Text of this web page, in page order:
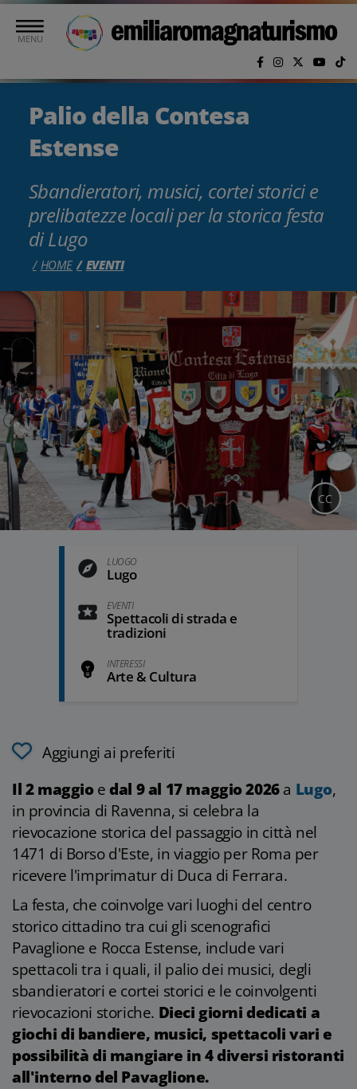
Vai al contenuto principale
MENU
Palio della Contesa
Estense
Sbandieratori, musici, cortei storici e
prelibatezze locali per la storica festa
di Lugo
HOME EVENTI
CC
LUOGO
Lugo
EVENTI
Spettacoli di strada e
tradizioni
INTERESSI
Arte & Cultura
Aggiungi ai preferiti
Il 2 maggioe dal 9 al 17 maggio 2026a Lugo,
in provincia di Ravenna, si celebra la
rievocazione storica del passaggio in città nel
1471 di Borso d'Este, in viaggio per Roma per
ricevere l'imprimatur di Duca di Ferrara.
La festa, che coinvolge vari luoghi del centro
storico cittadino tra cui gli scenografici
Pavaglione e Rocca Estense, include vari
spettacoli tra i quali, il palio dei musici, degli
sbandieratori e cortei storici e le coinvolgenti
rievocazioni storiche. Dieci giorni dedicati a
giochi di bandiere, musici, spettacoli vari e
possibilità di mangiare in 4 diversi ristoranti
all'interno del Pavaglione.